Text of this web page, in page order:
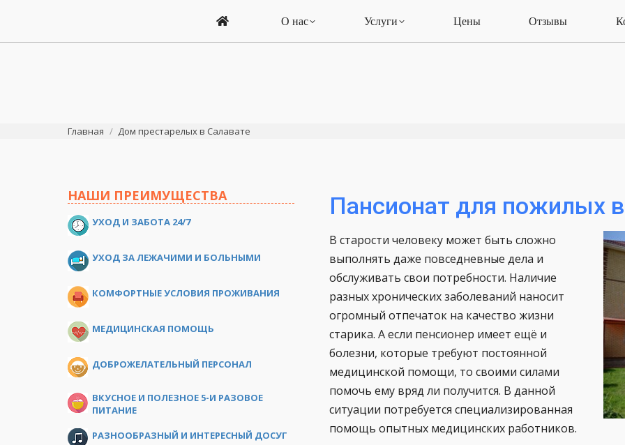
О нас Услуги Цены Отзывы
Вы здесь:
Главная Дом престарелых в Салавате
Пансионат для пожилых
В старости человеку может быть сложно
выполнять даже повседневные дела и
обслуживать свои потребности. Наличие
разных хронических заболеваний наносит
огромный отпечаток на качество жизни
старика. А если пенсионер имеет ещё и
болезни, которые требуют постоянной
медицинской помощи, то своими силами
помочь ему вряд ли получится. В данной
ситуации потребуется специализированная
помощь опытных медицинских работников.
НАШИ ПРЕИМУЩЕСТВА
УХОД И ЗАБОТА 24/7
УХОД ЗА ЛЕЖАЧИМИ И БОЛЬНЫМИ
КОМФОРТНЫЕ УСЛОВИЯ ПРОЖИВАНИЯ
МЕДИЦИНСКАЯ ПОМОЩЬ
ДОБРОЖЕЛАТЕЛЬНЫЙ ПЕРСОНАЛ
ВКУСНОЕ И ПОЛЕЗНОЕ 5-И РАЗОВОЕ
ПИТАНИЕ
РАЗНООБРАЗНЫЙ И ИНТЕРЕСНЫЙ ДОСУГ